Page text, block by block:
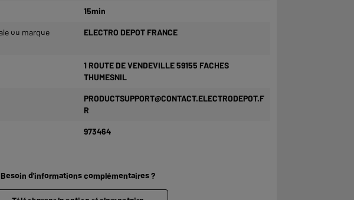
15min
ou marque
ELECTRO DEPOT FRANCE
1 ROUTE DE VENDEVILLE 59155 FACHES
THUMESNIL
PRODUCTSUPPORT@CONTACT.ELECTRODEPOT.F
R
973464
Besoin d'informations complémentaires ?